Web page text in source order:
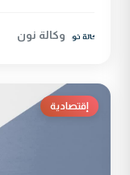
وكالة نون
إقتصادية